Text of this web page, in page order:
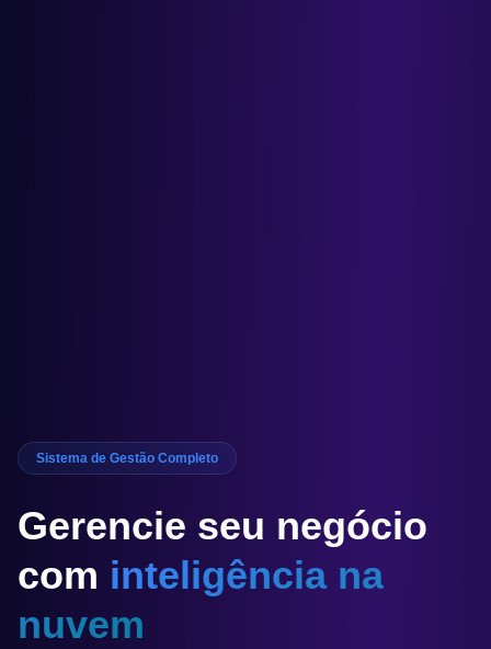
Sistema de Gestão Completo
Gerencie seu negócio
com inteligência na
nuvem